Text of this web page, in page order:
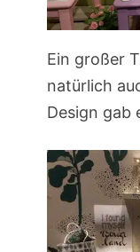
Ein großer
natürlich
Design gab